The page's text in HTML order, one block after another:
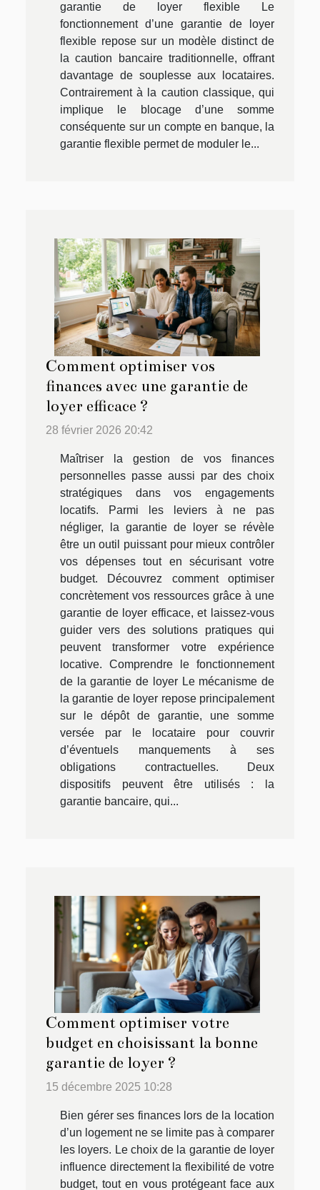
garantie de loyer flexible Le
fonctionnement d’une garantie de loyer
flexible repose sur un modèle distinct de
la caution bancaire traditionnelle, offrant
davantage de souplesse aux locataires.
Contrairement à la caution classique, qui
implique le blocage d’une somme
conséquente sur un compte en banque, la
garantie flexible permet de moduler le...
Comment optimiser vos
finances avec une garantie de
loyer efficace ?
28 février 2026 20:42
Maîtriser la gestion de vos finances
personnelles passe aussi par des choix
stratégiques dans vos engagements
locatifs. Parmi les leviers à ne pas
négliger, la garantie de loyer se révèle
être un outil puissant pour mieux contrôler
vos dépenses tout en sécurisant votre
budget. Découvrez comment optimiser
concrètement vos ressources grâce à une
garantie de loyer efficace, et laissez-vous
guider vers des solutions pratiques qui
peuvent transformer votre expérience
locative. Comprendre le fonctionnement
de la garantie de loyer Le mécanisme de
la garantie de loyer repose principalement
sur le dépôt de garantie, une somme
versée par le locataire pour couvrir
d’éventuels manquements à ses
obligations contractuelles. Deux
dispositifs peuvent être utilisés : la
garantie bancaire, qui...
Comment optimiser votre
budget en choisissant la bonne
garantie de loyer ?
15 décembre 2025 10:28
Bien gérer ses finances lors de la location
d’un logement ne se limite pas à comparer
les loyers. Le choix de la garantie de loyer
influence directement la flexibilité de votre
budget, tout en vous protégeant face aux